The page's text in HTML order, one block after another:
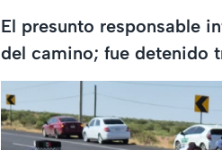
El presunto responsable
del camino; fue detenido